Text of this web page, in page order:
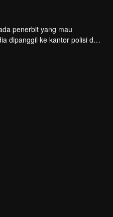
penerbit yang mau
dipanggil ke kantor polisi dan
Tidak hanya itu, ia juga
selamat dari situasi